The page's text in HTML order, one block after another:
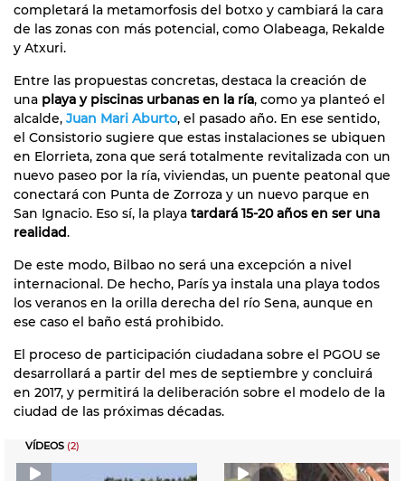
completará la metamorfosis del botxo y cambiará la cara
de las zonas con más potencial, como Olabeaga, Rekalde
y Atxuri.
Entre las propuestas concretas, destaca la creación de
una playa y piscinas urbanas en la ría, como ya planteó el
alcalde, Juan Mari Aburto, el pasado año. En ese sentido,
el Consistorio sugiere que estas instalaciones se ubiquen
en Elorrieta, zona que será totalmente revitalizada con un
nuevo paseo por la ría, viviendas, un puente peatonal que
conectará con Punta de Zorroza y un nuevo parque en
San Ignacio. Eso sí, la playa tardará 15-20 años en ser una
realidad.
De este modo, Bilbao no será una excepción a nivel
internacional. De hecho, París ya instala una playa todos
los veranos en la orilla derecha del río Sena, aunque en
ese caso el baño está prohibido.
El proceso de participación ciudadana sobre el PGOU se
desarrollará a partir del mes de septiembre y concluirá
en 2017, y permitirá la deliberación sobre el modelo de la
ciudad de las próximas décadas.
VÍDEOS (2)